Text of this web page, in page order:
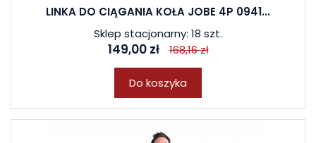
LINKA DO CIĄGANIA KOŁA JOBE 4P 0941...
Sklep stacjonarny: 18 szt.
149,00 zł 168,16 zł
Do koszyka